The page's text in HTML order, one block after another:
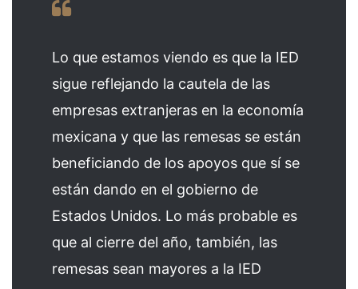
Lo que estamos viendo es que la IED
sigue reflejando la cautela de las
empresas extranjeras en la economía
mexicana y que las remesas se están
beneficiando de los apoyos que sí se
están dando en el gobierno de
Estados Unidos. Lo más probable es
que al cierre del año, también, las
remesas sean mayores a la IED